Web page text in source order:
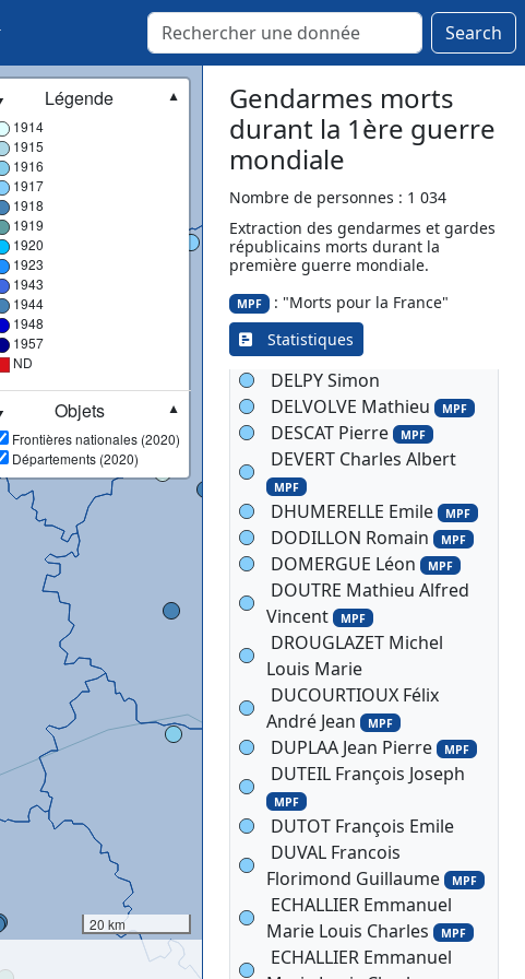
Search
Légende
▼
1914
1915
1916
1917
1918
1919
1920
1923
1943
1944
1948
1957
ND
Objets
▼
Frontières nationales (2020)
Départements (2020)
20 km
Gendarmes morts
durant la 1ère guerre
mondiale
Nombre de personnes : 1 034
Extraction des gendarmes et gardes
républicains morts durant la
première guerre mondiale.
MPF : "Morts pour la France"
Statistiques
MPF
COLLY Jules
CONSTAN Cosnia
COURSILLY Georges
Joseph
MPF
DACHICOURT Auguste
Marie Joseph
DARNIS Alfred
DARRE Dominique MPF
DAUDE Pierre
DEBESSE Léonard
DELAGE François
DELAGE Henri Jean
DELOUBES Martin
DELPY Simon
DELVOLVE Mathieu MPF
DESCAT Pierre MPF
DEVERT Charles Albert
MPF
DHUMERELLE Emile MPF
DODILLON Romain MPF
DOMERGUE Léon MPF
DOUTRE Mathieu Alfred
Vincent MPF
DROUGLAZET Michel
Louis Marie
DUCOURTIOUX Félix
André Jean MPF
DUPLAA Jean Pierre MPF
DUTEIL François Joseph
MPF
DUTOT François Emile
DUVAL Francois
Florimond Guillaume MPF
ECHALLIER Emmanuel
Marie Louis Charles MPF
ECHALLIER Emmanuel